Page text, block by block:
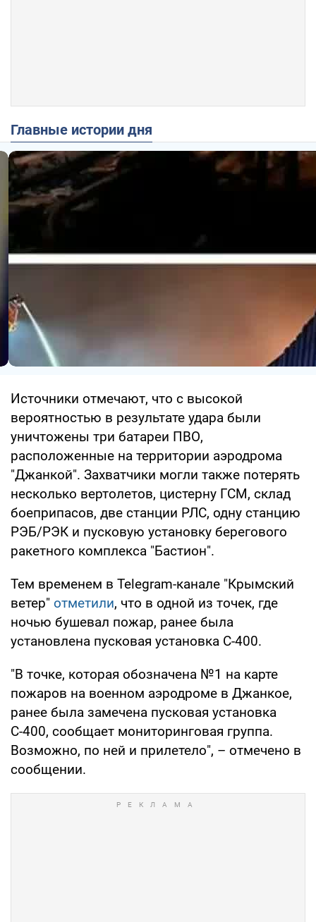
Главные истории дня
Источники отмечают, что с высокой
вероятностью в результате удара были
уничтожены три батареи ПВО,
расположенные на территории аэродрома
"Джанкой". Захватчики могли также потерять
несколько вертолетов, цистерну ГСМ, склад
боеприпасов, две станции РЛС, одну станцию
РЭБ/РЭК и пусковую установку берегового
ракетного комплекса "Бастион".
Тем временем в Telegram-канале "Крымский
ветер" отметили, что в одной из точек, где
ночью бушевал пожар, ранее была
установлена пусковая установка С-400.
"В точке, которая обозначена №1 на карте
пожаров на военном аэродроме в Джанкое,
ранее была замечена пусковая установка
С-400, сообщает мониторинговая группа.
Возможно, по ней и прилетело", – отмечено в
сообщении.